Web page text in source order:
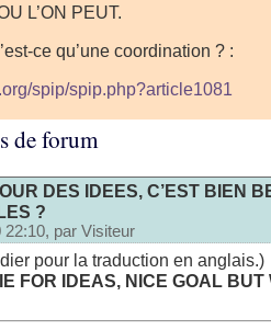
L’ON PEUT.
ce qu’une coordination ? :
spip/spip.php?article1081
de forum
DES IDEES, C’EST BIEN
?
22:10, par Visiteur
pour la traduction en anglais.)
FOR IDEAS, NICE GOAL